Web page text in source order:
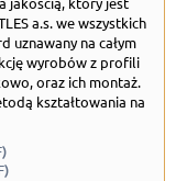
a.s. we wszystkich
uznawany na całym
wyrobów z profili
oraz ich montaż.
kształtowania na